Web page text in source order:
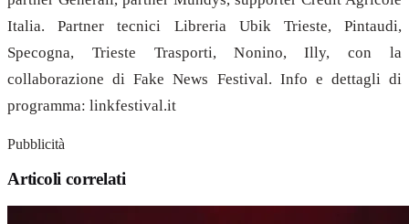
Italia. Partner tecnici Libreria Ubik Trieste, Pintaudi,
Specogna, Trieste Trasporti, Nonino, Illy, con la
collaborazione di Fake News Festival. Info e dettagli di
programma: linkfestival.it
Pubblicità
Articoli correlati